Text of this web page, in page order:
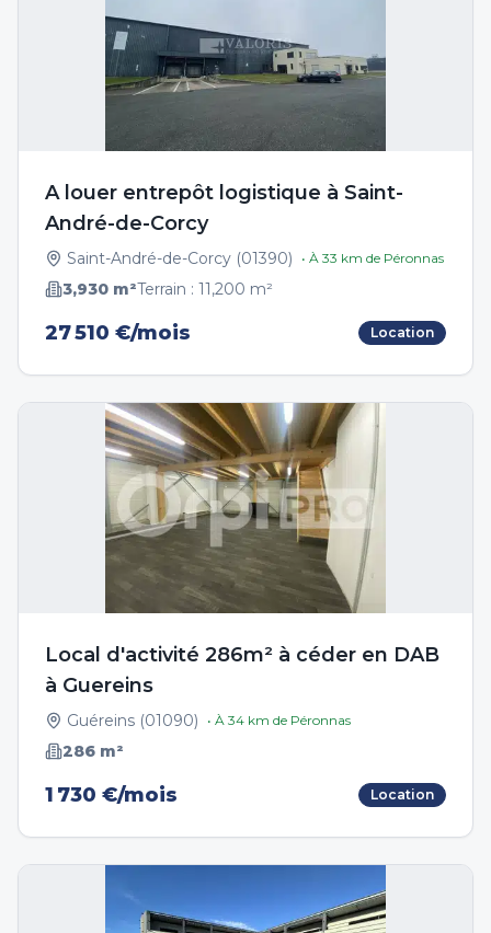
A louer entrepôt logistique à Saint-
André-de-Corcy
Saint-André-de-Corcy (01390) • À 33 km de Péronnas
3,930 m²Terrain : 11,200 m²
27 510 €/mois Location
Local d'activité 286m² à céder en DAB
à Guereins
Guéreins (01090) • À 34 km de Péronnas
286 m²
1 730 €/mois Location